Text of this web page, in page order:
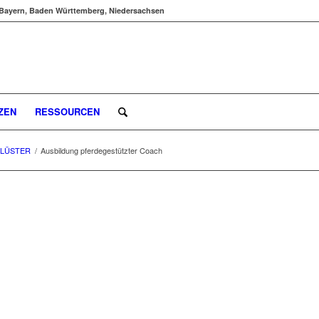
Baden Württemberg, Niedersachsen
RESSOURCEN
/ Ausbildung pferdegestützter Coach